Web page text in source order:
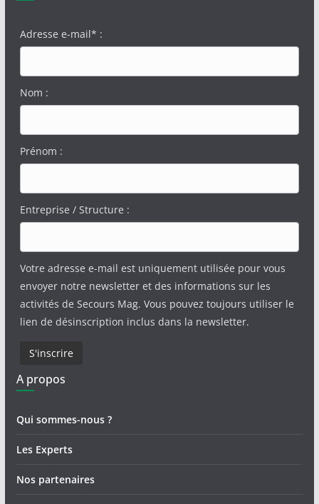
Adresse e-mail* :
Nom :
Prénom :
Entreprise / Structure :
Votre adresse e-mail est uniquement utilisée pour vous
envoyer notre newsletter et des informations sur les
activités de Secours Mag. Vous pouvez toujours utiliser le
lien de désinscription inclus dans la newsletter.
A propos
Qui sommes-nous ?
Les Experts
Nos partenaires